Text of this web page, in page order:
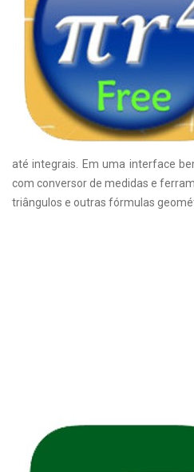
até integrais. Em uma interface
com conversor de medidas e
triângulos e outras fórmulas